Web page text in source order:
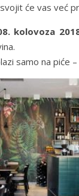
će vas već
kolovoza
samo na piće